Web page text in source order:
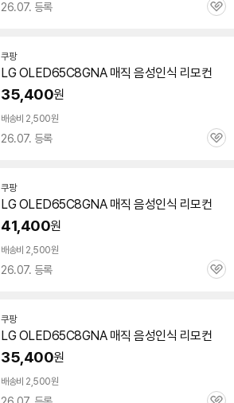
26.07. 등록
관
쿠팡
LG OLED65C8GNA 매직 음성인식 리모컨
35,400원
배송비 2,500원
26.07. 등록
관
쿠팡
LG OLED65C8GNA 매직 음성인식 리모컨
41,400원
배송비 2,500원
26.07. 등록
관
쿠팡
LG OLED65C8GNA 매직 음성인식 리모컨
35,400원
배송비 2,500원